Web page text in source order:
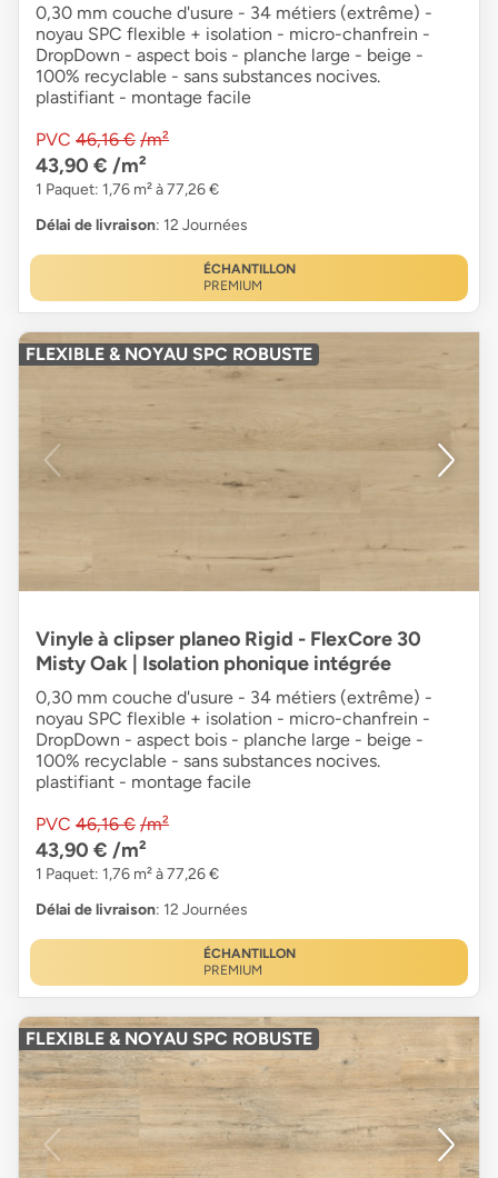
0,30 mm couche d'usure - 34 métiers (extrême) -
noyau SPC flexible + isolation - micro-chanfrein -
DropDown - aspect bois - planche large - beige -
100% recyclable - sans substances nocives.
plastifiant - montage facile
PVC 46,16 € /m²
43,90 € /m²
1 Paquet: 1,76 m² à 77,26 €
Délai de livraison: 12 Journées
ÉCHANTILLON
PREMIUM
FLEXIBLE & NOYAU SPC ROBUSTE
Vinyle à clipser planeo Rigid - FlexCore 30
Misty Oak | Isolation phonique intégrée
0,30 mm couche d'usure - 34 métiers (extrême) -
noyau SPC flexible + isolation - micro-chanfrein -
DropDown - aspect bois - planche large - beige -
100% recyclable - sans substances nocives.
plastifiant - montage facile
PVC 46,16 € /m²
43,90 € /m²
1 Paquet: 1,76 m² à 77,26 €
Délai de livraison: 12 Journées
ÉCHANTILLON
PREMIUM
FLEXIBLE & NOYAU SPC ROBUSTE